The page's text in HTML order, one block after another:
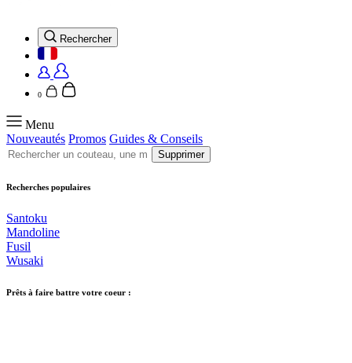
Rechercher
0
Menu
Nouveautés Promos Guides & Conseils
Supprimer
Recherches populaires
Santoku
Mandoline
Fusil
Wusaki
Prêts à faire battre votre coeur :